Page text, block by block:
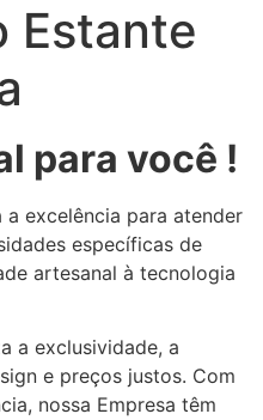
Estante
para você !
a excelência para atender
específicas de
artesanal à tecnologia
a exclusividade, a
e preços justos. Com
nossa Empresa têm